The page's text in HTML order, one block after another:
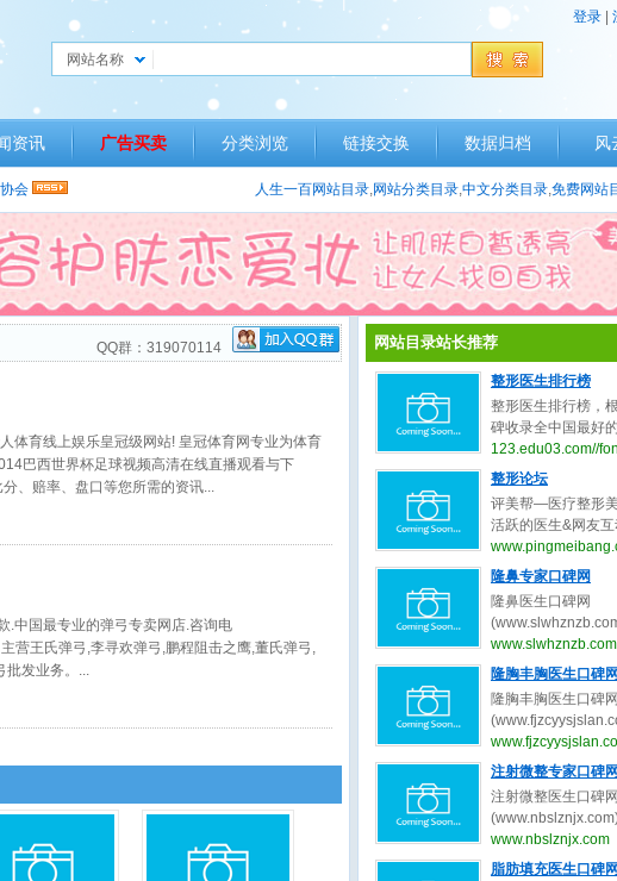
登录
网站名称
资讯 广告买卖 分类浏览 链接交换 数据归档 风
人生一百网站目录,网站分类目录,中文分类目录,免费网站
会
QQ群：319070114
育线上娱乐皇冠级网站! 皇冠体育网专业为体育
巴西世界杯足球视频高清在线直播观看与下
、赔率、盘口等您所需的资讯
.中国最专业的弹弓专卖网店.咨询电
营王氏弹弓,李寻欢弹弓,鹏程阻击之鹰,董氏弹弓,
发业务。
网站目录站长推荐
整形医生排行榜
整形医生排行榜，
碑收录全中国最好
括不限于整形外科
生、鼻子整形医生
生。
123.edu03.com//
整形论坛
评美帮—医疗整形
活跃的医生&网友
（
国内最大最专业最
隆鼻专家口碑网
隆鼻医生口碑网
碑最好的隆鼻医生
实的关于隆鼻医生
策提出最真实的隆
考。做隆鼻医美前
口碑网。
www.slwhznzb.com
隆胸丰胸医生口碑网
隆胸丰胸医生口碑网
口碑最好的隆胸丰
网最真实的关于隆
胸丰胸求美者整形
的隆胸丰胸医美评
丰胸医美前，先上
碑网。
注射微整专家口碑网
注射微整医生口碑网
碑最好的注射微整
最真实的关于注射
www.nbslznjx.com
脂肪填充医生口碑网